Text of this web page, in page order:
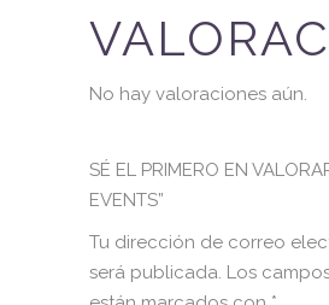
No hay valoraciones aún.
SÉ EL PRIMERO EN
EVENTS”
Tu dirección de correo
será publicada. Los